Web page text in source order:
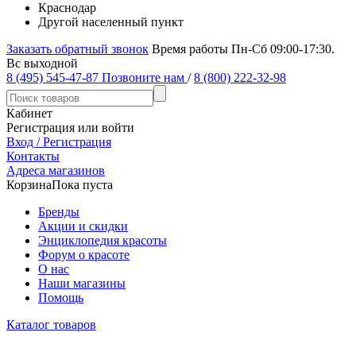
Краснодар
Другой населенный пункт
Заказать обратный звонок Время работы Пн-Сб 09:00-17:30.
Вс выходной
8 (495) 545-47-87 Позвоните нам / 8 (800) 222-32-98
Кабинет
Регистрация или войти
Вход / Регистрация
Контакты
Адреса магазинов
КорзинаПока пуста
Бренды
Акции и скидки
Энциклопедия красоты
Форум о красоте
О нас
Наши магазины
Помощь
Каталог товаров